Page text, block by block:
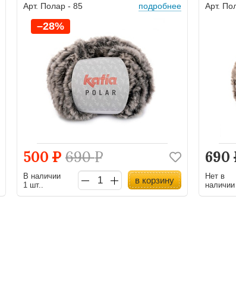
Арт. Полар - 85 подробнее
500 Р 690Р
–28%
В наличии
1 шт..
в корзину
Арт.
690
Нет в
наличии